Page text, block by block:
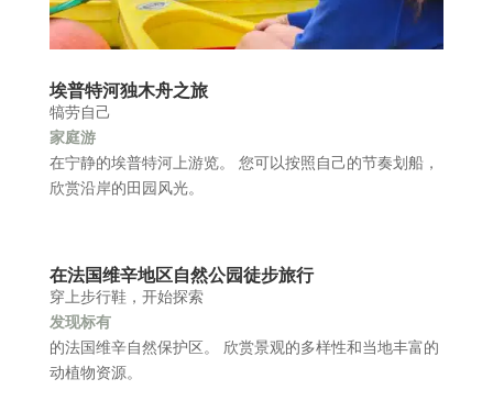
埃普特河独木舟之旅
犒劳自己
家庭游
在宁静的埃普特河上游览。 您可以按照自己的节奏划船，
欣赏沿岸的田园风光。
在法国维辛地区自然公园徒步旅行
穿上步行鞋，开始探索
发现标有
的法国维辛自然保护区。 欣赏景观的多样性和当地丰富的
动植物资源。